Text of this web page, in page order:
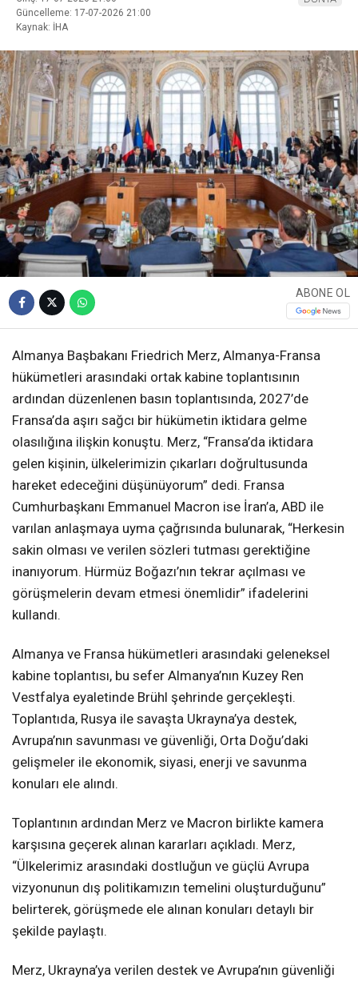
Güncelleme: 17-07-2026 21:00
Kaynak: İHA
ABONE OL
Almanya Başbakanı Friedrich Merz, Almanya-Fransa
hükümetleri arasındaki ortak kabine toplantısının
ardından düzenlenen basın toplantısında, 2027’de
Fransa’da aşırı sağcı bir hükümetin iktidara gelme
olasılığına ilişkin konuştu. Merz, “Fransa’da iktidara
gelen kişinin, ülkelerimizin çıkarları doğrultusunda
hareket edeceğini düşünüyorum” dedi. Fransa
Cumhurbaşkanı Emmanuel Macron ise İran’a, ABD ile
varılan anlaşmaya uyma çağrısında bulunarak, “Herkesin
sakin olması ve verilen sözleri tutması gerektiğine
inanıyorum. Hürmüz Boğazı’nın tekrar açılması ve
görüşmelerin devam etmesi önemlidir” ifadelerini
kullandı.
Almanya ve Fransa hükümetleri arasındaki geleneksel
kabine toplantısı, bu sefer Almanya’nın Kuzey Ren
Vestfalya eyaletinde Brühl şehrinde gerçekleşti.
Toplantıda, Rusya ile savaşta Ukrayna’ya destek,
Avrupa’nın savunması ve güvenliği, Orta Doğu’daki
gelişmeler ile ekonomik, siyasi, enerji ve savunma
konuları ele alındı.
Toplantının ardından Merz ve Macron birlikte kamera
karşısına geçerek alınan kararları açıkladı. Merz,
“Ülkelerimiz arasındaki dostluğun ve güçlü Avrupa
vizyonunun dış politikamızın temelini oluşturduğunu”
belirterek, görüşmede ele alınan konuları detaylı bir
şekilde paylaştı.
Merz, Ukrayna’ya verilen destek ve Avrupa’nın güvenliği